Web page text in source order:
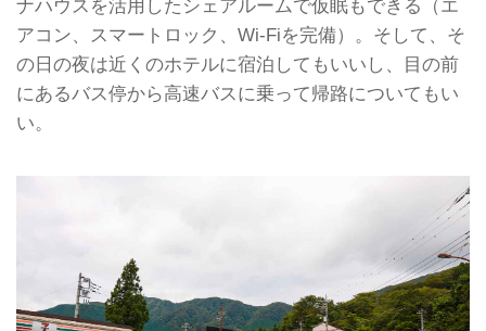
ナハウスを活用したシェアルームで仮眠もできる（エ
アコン、スマートロック、Wi-Fiを完備）。そして、そ
の日の夜は近くのホテルに宿泊してもいいし、目の前
にあるバス停から高速バスに乗って帰路についてもい
い。